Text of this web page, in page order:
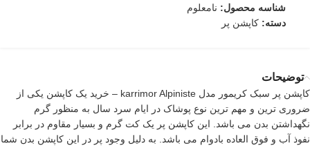
شناسه محصول: نامعلوم
دسته: کاپشن پر
توضیحات
کاپشن پر سبک کریمور مدل karrimor Alpiniste – خرید یک کاپشن یکی از
ضروری ترین و مهم ترین نوع پوشاک در ایام سرد سال به منظور گرم
نگهداشتن بدن می باشد. این کاپشن پر یک کت گرم و بسیار مقاوم در برابر
نفوذ آب و فوق العاده بادوام می باشد. به دلیل وجود پر در این کاپشن بدن شما